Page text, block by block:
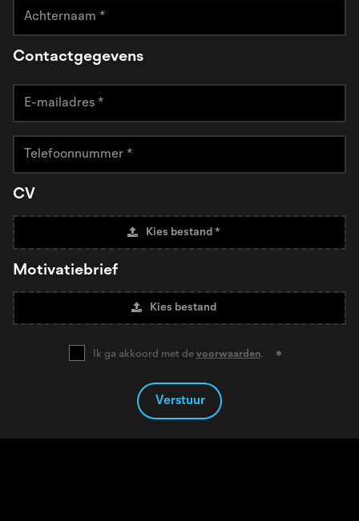
Contactgegevens
CV
Kies bestand *
Motivatiebrief
Kies bestand
Ik ga akkoord met de voorwaarden.
Verstuur